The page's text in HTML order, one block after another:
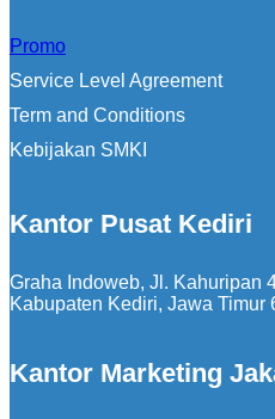
Promo
Service Level Agreement
Term and Conditions
Kebijakan SMKI
Kantor Pusat Kediri
Graha Indoweb, Jl. Kahuripan
Kabupaten Kediri, Jawa Timur
Kantor Marketing